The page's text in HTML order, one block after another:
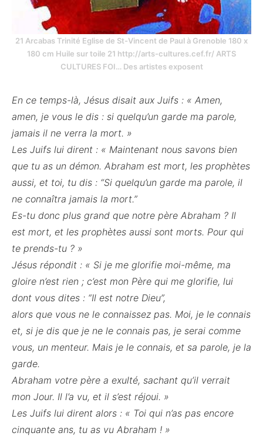
21 Arcabas Trinité Eglise de St-Vincent de Paul à Grenoble 180 x
180 cm Huile sur toile 21 http://arts-cultures.cef.fr/ ARTS
CULTURES FOI… Des artistes exposent
En ce temps-là, Jésus disait aux Juifs : « Amen,
amen, je vous le dis : si quelqu’un garde ma parole,
jamais il ne verra la mort. »
Les Juifs lui dirent : « Maintenant nous savons bien
que tu as un démon. Abraham est mort, les prophètes
aussi, et toi, tu dis : “Si quelqu’un garde ma parole, il
ne connaîtra jamais la mort.”
Es-tu donc plus grand que notre père Abraham ? Il
est mort, et les prophètes aussi sont morts. Pour qui
te prends-tu ? »
Jésus répondit : « Si je me glorifie moi-même, ma
gloire n’est rien ; c’est mon Père qui me glorifie, lui
dont vous dites : “Il est notre Dieu”,
alors que vous ne le connaissez pas. Moi, je le connais
et, si je dis que je ne le connais pas, je serai comme
vous, un menteur. Mais je le connais, et sa parole, je la
garde.
Abraham votre père a exulté, sachant qu’il verrait
mon Jour. Il l’a vu, et il s’est réjoui. »
Les Juifs lui dirent alors : « Toi qui n’as pas encore
cinquante ans, tu as vu Abraham ! »